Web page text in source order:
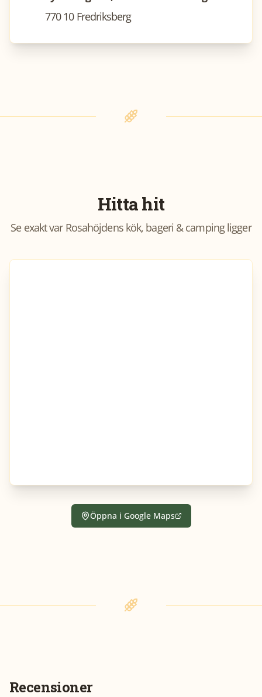
770 10 Fredriksberg
Hitta hit
Se exakt var Rosahöjdens kök, bageri & campingligger
Öppna i Google Maps
Recensioner